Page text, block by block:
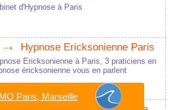
d'Hypnose à Paris
Hypnose Ericksonienne Paris
Ericksonienne à Paris, 3 praticiens en
éricksonienne vous en parlent
Paris, Marseille